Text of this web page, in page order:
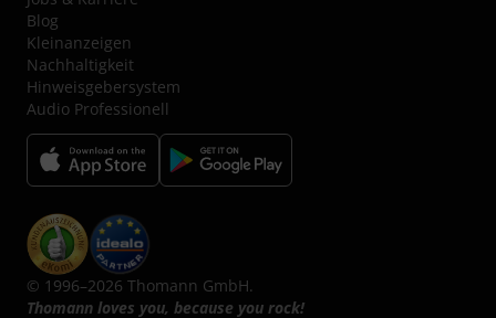
Blog
Kleinanzeigen
Nachhaltigkeit
Hinweisgebersystem
Audio Professionell
© 1996–2026 Thomann GmbH.
Thomann loves you, because you rock!